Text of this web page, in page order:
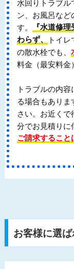
水回りトラブル
ン、お風呂な
す。
『水道修
わらず、
トイ
の散水栓でも、
料金（最安料金
トラブルの内
る場合もあり
さい。お近く
分でお見積りに
ご請求するこ
お客様に選